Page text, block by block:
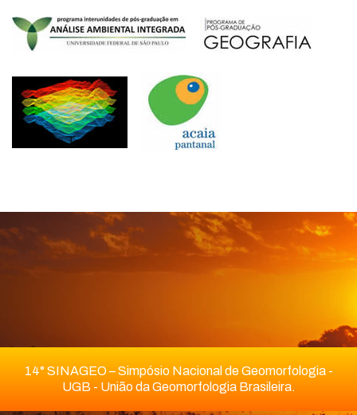
14° SINAGEO – Simpósio Nacional de Geomorfologia -
UGB - União da Geomorfologia Brasileira.